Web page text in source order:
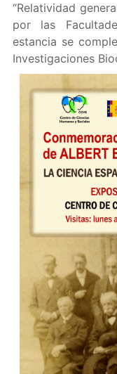
“Relatividad
por las
estancia se
Investigaciones